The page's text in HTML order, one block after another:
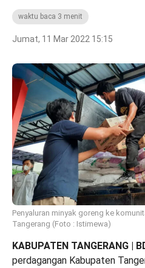
waktu baca 3 menit
Jumat, 11 Mar 2022 15:15
Penyaluran minyak goreng ke
Tangerang (Foto : Istimewa)
KABUPATEN TANGERANG |
perdagangan Kabupaten